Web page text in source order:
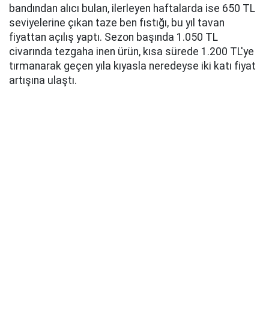
bandından alıcı bulan, ilerleyen haftalarda ise 650 TL
seviyelerine çıkan taze ben fıstığı, bu yıl tavan
fiyattan açılış yaptı. Sezon başında 1.050 TL
civarında tezgaha inen ürün, kısa sürede 1.200 TL'ye
tırmanarak geçen yıla kıyasla neredeyse iki katı fiyat
artışına ulaştı.